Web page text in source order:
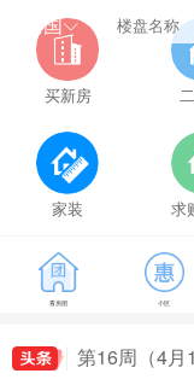
全国
买新房
家装 求
看房团 小区
成交149套，
第16周（4月